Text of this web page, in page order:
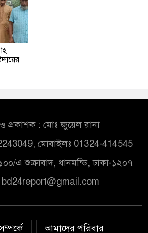
প্রকাশক : মোঃ জুয়েল রানা
মোবাইলঃ 01324-414545
এ শুক্রাবাদ, ধানমন্ডি, ঢাকা-১২০৭
bd24report@gmail.com
আমাদের পরিবার